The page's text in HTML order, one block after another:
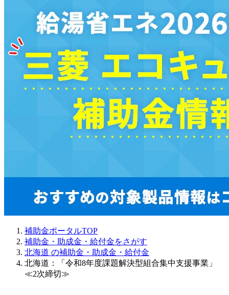
補助金ポータルTOP
補助金・助成金・給付金をさがす
北海道 の補助金・助成金・給付金
北海道：「令和8年度課題解決型組合集中支援事業」
≪2次締切≫